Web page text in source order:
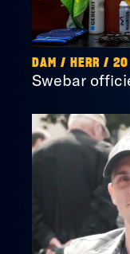
DAM / HERR /
Swebar